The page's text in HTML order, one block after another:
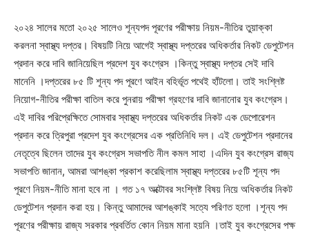
২০২৪ সালের মতো ২০২৫ সালেও শূন্যপদ পূরণের পরীক্ষায় নিয়ম-নীতির তুয়াক্কা
করলনা স্বাস্থ্য দপ্তর। বিষয়টি নিয়ে আগেই স্বাস্থ্য দপ্তরের অধিকর্তার নিকট ডেপুটেশন
প্রদান করে দাবি জানিয়েছিল প্রদেশ যুব কংগ্রেস ।কিন্তু স্বাস্থ্য দপ্তর সেই দাবি
মানেনি ।দপ্তরের ৮৫ টি শূন্য পদ পূরণে আইন বহির্ভূত পথেই হাঁটলো। তাই সংশ্লিষ্ট
নিয়োগ-নীতির পরীক্ষা বাতিল করে পুনরায় পরীক্ষা গ্রহণের দাবি জানানোর যুব কংগ্রেস।
এই দাবির পরিপ্রেক্ষিতে সোমবার স্বাস্থ্য দপ্তরের অধিকর্তার নিকট এক ডেপোরেশন
প্রদান করে ত্রিপুরা প্রদেশ যুব কংগ্রেসের এক প্রতিনিধি দল। এই ডেপুটেশন প্রদানের
নেতৃত্বে ছিলেন তাদের যুব কংগ্রেস সভাপতি নীল কমল সাহা ।এদিন যুব কংগ্রেস রাজ্য
সভাপতি জানান, আমরা আশঙ্কা প্রকাশ করেছিলাম স্বাস্থ্য দপ্তরের ৮৫টি শূন্য পদ
পূরণে নিয়ম-নীতি মানা হবে না । গত ১৭ অক্টোবর সংশ্লিষ্ট বিষয় নিয়ে অধিকর্তার নিকট
ডেপুটেশন প্রদান করা হয়। কিন্তু আমাদের আশঙ্কাই সত্যে পরিণত হলো ।শূন্য পদ
পূরণের পরীক্ষায় রাজ্য সরকার প্রবর্তিত কোন নিয়ম মানা হয়নি ।তাই যুব কংগ্রেসের পক্ষ